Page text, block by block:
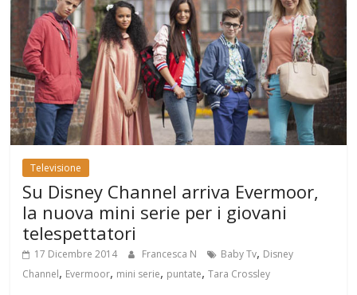
Televisione
Su Disney Channel arriva Evermoor,
la nuova mini serie per i giovani
telespettatori
17 Dicembre 2014 Francesca N Baby Tv, Disney
Channel, Evermoor, mini serie, puntate,Tara Crossley